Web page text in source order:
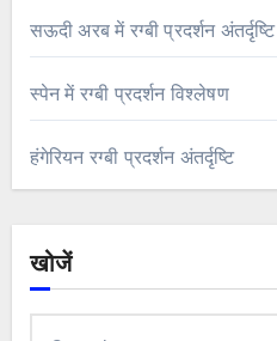
सऊदी अरब में रग्बी प्रदर्शन अंतर्दृष्टि
स्पेन में रग्बी प्रदर्शन विश्लेषण
हंगेरियन रग्बी प्रदर्शन अंतर्दृष्टि
खोजें